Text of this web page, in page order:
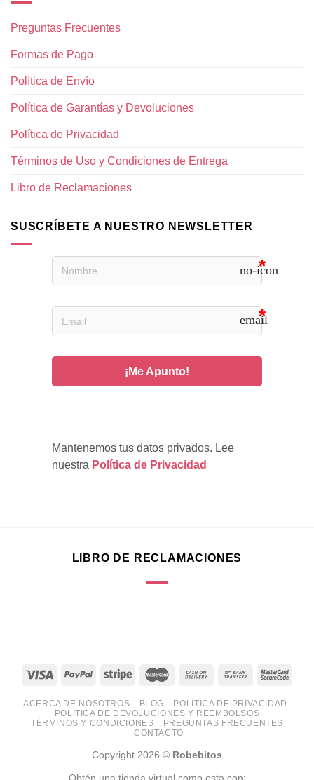
Preguntas Frecuentes
Formas de Pago
Política de Envío
Política de Garantías y Devoluciones
Política de Privacidad
Términos de Uso y Condiciones de Entrega
Libro de Reclamaciones
SUSCRÍBETE A NUESTRO NEWSLETTER
no-icon
email
¡Me Apunto!
Mantenemos tus datos privados. Lee
nuestra Política de Privacidad
LIBRO DE RECLAMACIONES
ACERCA DE NOSOTROS BLOG
POLÍTICA DE PRIVACIDAD
POLÍTICA DE DEVOLUCIONES Y REEMBOLSOS
TÉRMINOS Y CONDICIONES
PREGUNTAS FRECUENTES
CONTACTO
Copyright 2026 © Robebitos
Obtén una tienda virtual como esta con: